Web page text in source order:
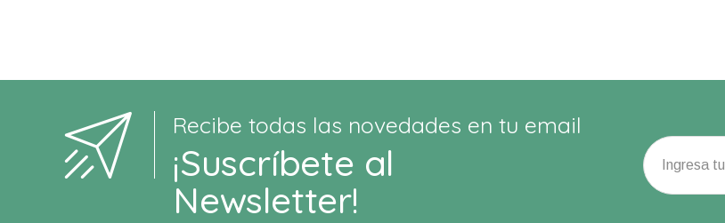
Recibe todas las novedades en tu email
¡Suscríbete al
Newsletter!